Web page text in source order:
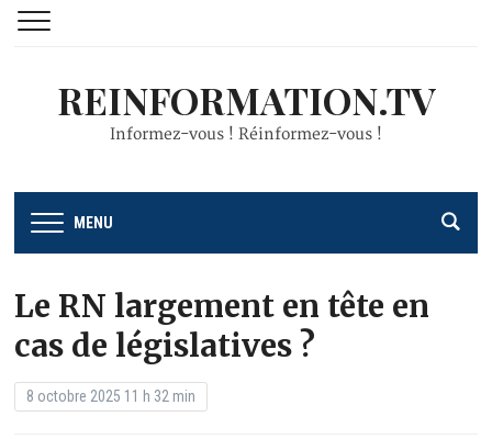
REINFORMATION.TV
Informez-vous ! Réinformez-vous !
MENU
Le RN largement en tête en
cas de législatives ?
8 octobre 2025 11 h 32 min